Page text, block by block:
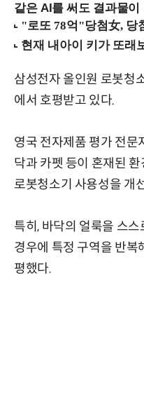
같은 AI를 써도 결과물이
삼성전자 올인원 로봇청
에서 호평받고 있다.
영국 전자제품 평가 전문
닥과 카펫 등이 혼재된
로봇청소기 사용성을 개
특히, 바닥의 얼룩을 스
경우에 특정 구역을 반복
평했다.